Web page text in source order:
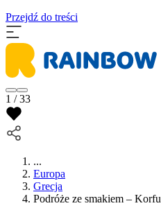
Przejdź do treści
1 / 33
...
Europa
Grecja
Podróże ze smakiem – Korfu